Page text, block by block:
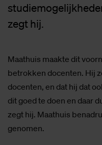
zegt hij.
Maathuis maakte dit
betrokken docenten. Hij
docenten, en dat hij dat
dit goed te doen en daar
zegt hij. Maathuis
genomen.